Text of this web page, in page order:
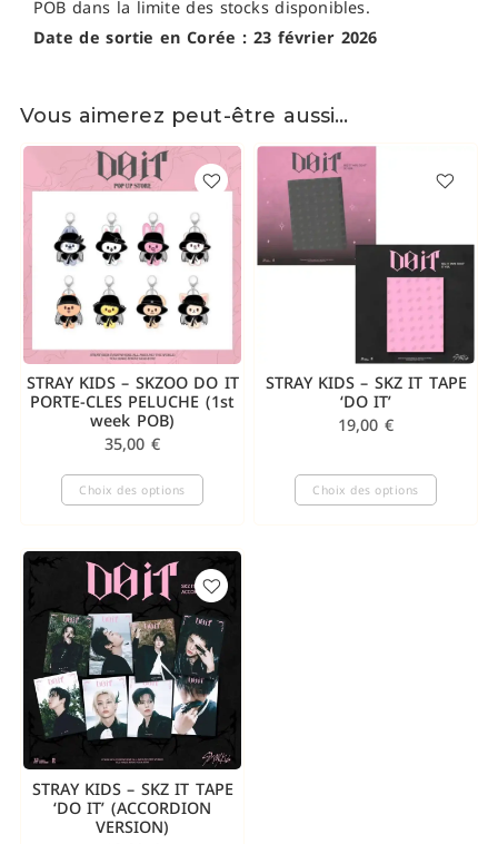
POB dans la limite des stocks disponibles.
Date de sortie en Corée : 23 février 2026
Vous aimerez peut-être aussi…
STRAY KIDS – SKZOO DO IT
PORTE-CLES PELUCHE (1st
week POB)
35,00 €
Choix des options
STRAY KIDS – SKZ IT TAPE
‘DO IT’
19,00 €
Choix des options
STRAY KIDS – SKZ IT TAPE
‘DO IT’ (ACCORDION
VERSION)